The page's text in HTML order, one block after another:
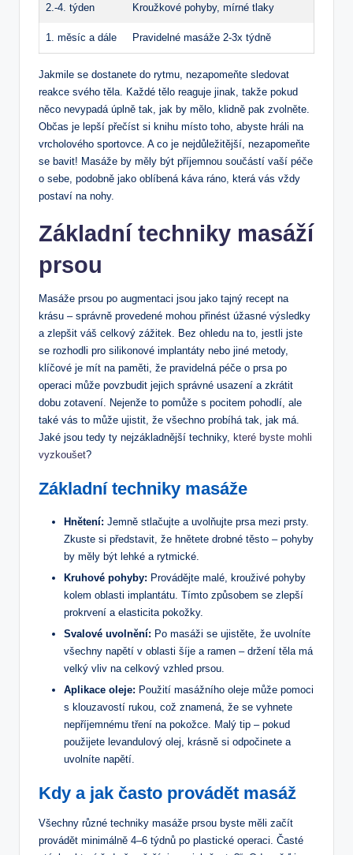
2.-4. týden Kroužkové pohyby, mírné tlaky
1. měsíc a dále Pravidelné masáže 2-3x týdně
Jakmile se dostanete do rytmu, nezapomeňte sledovat
reakce svého těla. Každé tělo reaguje jinak, takže pokud
něco nevypadá úplně tak, jak by mělo, klidně pak zvolněte.
Občas je lepší přečíst si knihu místo toho, abyste hráli na
vrcholového sportovce. A co je nejdůležitější, nezapomeňte
se bavit! Masáže by měly být příjemnou součástí vaší péče
o sebe, podobně jako oblíbená káva ráno, která vás vždy
postaví na nohy.
Základní techniky masáží
prsou
Masáže prsou po augmentaci jsou jako tajný recept na
krásu – správně provedené mohou přinést úžasné výsledky
a zlepšit váš celkový zážitek. Bez ohledu na to, jestli jste
se rozhodli pro silikonové implantáty nebo jiné metody,
klíčové je mít na paměti, že pravidelná péče o prsa po
operaci může povzbudit jejich správné usazení a zkrátit
dobu zotavení. Nejenže to pomůže s pocitem pohodlí, ale
také vás to může ujistit, že všechno probíhá tak, jak má.
Jaké jsou tedy ty nejzákladnější techniky, které byste mohli
vyzkoušet?
Základní techniky masáže
Hnětení: Jemně stlačujte a uvolňujte prsa mezi prsty.
Zkuste si představit, že hnětete drobné těsto – pohyby
by měly být lehké a rytmické.
Kruhové pohyby: Provádějte malé, krouživé pohyby
kolem oblasti implantátu. Tímto způsobem se zlepší
prokrvení a elasticita pokožky.
Svalové uvolnění: Po masáži se ujistěte, že uvolníte
všechny napětí v oblasti šíje a ramen – držení těla má
velký vliv na celkový vzhled prsou.
Aplikace oleje: Použití masážního oleje může pomoci
s klouzavostí rukou, což znamená, že se vyhnete
nepříjemnému tření na pokožce. Malý tip – pokud
použijete levandulový olej, krásně si odpočinete a
uvolníte napětí.
Kdy a jak často provádět masáž
Všechny různé techniky masáže prsou byste měli začít
provádět minimálně 4–6 týdnů po plastické operaci. Časté